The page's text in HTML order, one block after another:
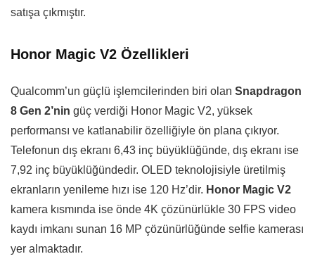
satışa çıkmıştır.
Honor Magic V2 Özellikleri
Qualcomm’un güçlü işlemcilerinden biri olan Snapdragon
8 Gen 2’nin güç verdiği Honor Magic V2, yüksek
performansı ve katlanabilir özelliğiyle ön plana çıkıyor.
Telefonun dış ekranı 6,43 inç büyüklüğünde, dış ekranı ise
7,92 inç büyüklüğündedir. OLED teknolojisiyle üretilmiş
ekranların yenileme hızı ise 120 Hz’dir. Honor Magic V2
kamera kısmında ise önde 4K çözünürlükle 30 FPS video
kaydı imkanı sunan 16 MP çözünürlüğünde selfie kamerası
yer almaktadır.